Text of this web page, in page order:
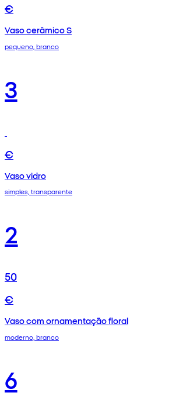
€
Vaso cerâmico S
pequeno, branco
3
€
Vaso vidro
simples, transparente
2
50
€
Vaso com ornamentação floral
moderno, branco
6